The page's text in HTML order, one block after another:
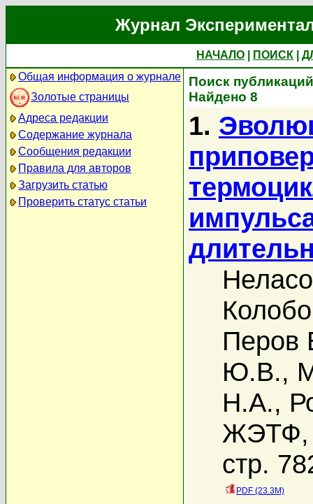
Журнал
НАЧАЛО ПОИСК
Общая информация о журнале
Золотые страницы
Адреса редакции
Содержание журнала
Сообщения редакции
Правила для авторов
Загрузить статью
Проверить статус статьи
Поиск
Найдено 8
1.
Перов
Ю.В.,
Н.А.,
ЖЭТФ,
стр.
PDF (23.3M)